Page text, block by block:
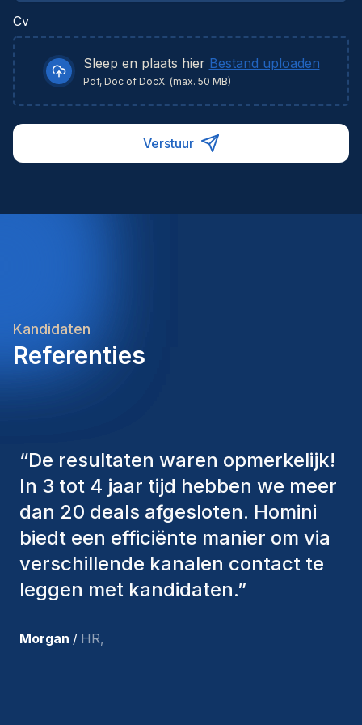
Cv
Sleep en plaats hier Bestand uploaden
Pdf, Doc of DocX. (max. 50 MB)
Verstuur
Kandidaten
Referenties
“De consultants van Homini
hebben altijd verschillende
factoren in overweging genomen
om ons de juiste kandidaten aan te
bieden. De mensen die we hebben
aangenomen, zijn nog steeds bij
tevreden met de recente